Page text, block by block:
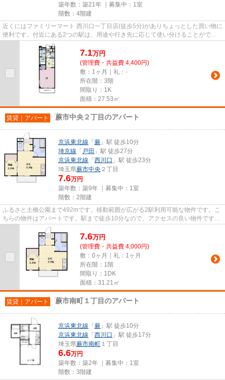
築年数：築21年 ｜募集中： 1室
階数：4階建
近くにはファミリーマート 西川口一丁目店(徒歩5分)がありちょっとした買い物に
便利です。付近にある2つの駅は、用途や行き先に応じて使い分けることができ
ます。こちらの物件はマンシ...
7.1万円
(管理費・共益費 4,400円)
敷：1ヶ月｜礼：-
所在階：3階
間取り：1K
面積：27.53㎡
賃貸｜アパート 蕨市中央２丁目のアパート
京浜東北線 「 蕨 」駅 徒歩10分
埼京線 「 戸田 」駅 徒歩27分
京浜東北線 「 西川口 」駅 徒歩23分
埼玉県蕨市中央 ２丁目
7.6万円
築年数：築9年 ｜募集中： 1室
階数：2階建
ふるさと土橋公園まで492mです。移動範囲が広がる2駅利用可能な物件です。こ
ちらの物件はアパートです。駅まで徒歩10分なので、アクセスの良い物件です。
VERUSスタッフが不動産に関し...
7.6万円
(管理費・共益費 4,000円)
敷：0ヶ月｜礼：1ヶ月
所在階：1階
間取り：1DK
面積：31.21㎡
賃貸｜アパート 蕨市南町１丁目のアパート
京浜東北線 「 蕨 」駅 徒歩10分
京浜東北線 「 西川口 」駅 徒歩17分
埼玉県蕨市南町 １丁目
6.6万円
築年数：築2年 ｜募集中： 1室
階数：3階建